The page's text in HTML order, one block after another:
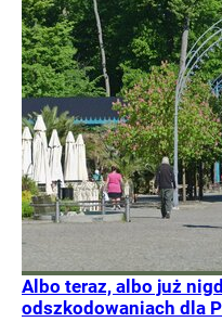
Albo teraz, albo już
odszkodowaniach dla